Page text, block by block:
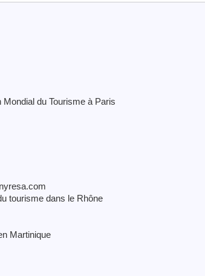
du Tourisme à Paris
tourisme dans le Rhône
Martinique